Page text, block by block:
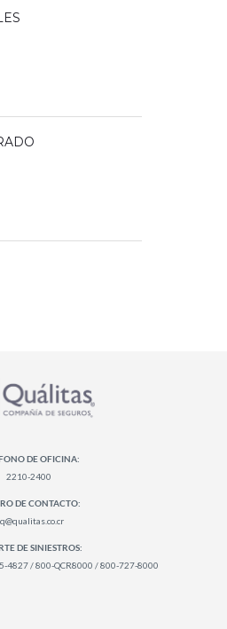
DE OFICINA:
2210-2400
DE CONTACTO:
DE SINIESTROS:
4827 / 800-QCR8000 / 800-727-8000